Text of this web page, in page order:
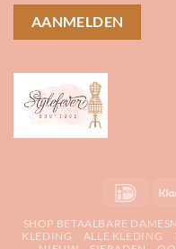
IDeal
SHOP BETAALBARE
KLEDING
ALLE KLEDING